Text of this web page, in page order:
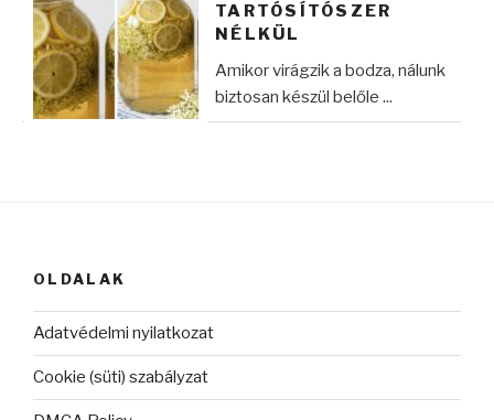
TARTÓSÍTÓSZER
NÉLKÜL
Amikor virágzik a bodza, nálunk
biztosan készül belőle ...
OLDALAK
Adatvédelmi nyilatkozat
Cookie (süti) szabályzat